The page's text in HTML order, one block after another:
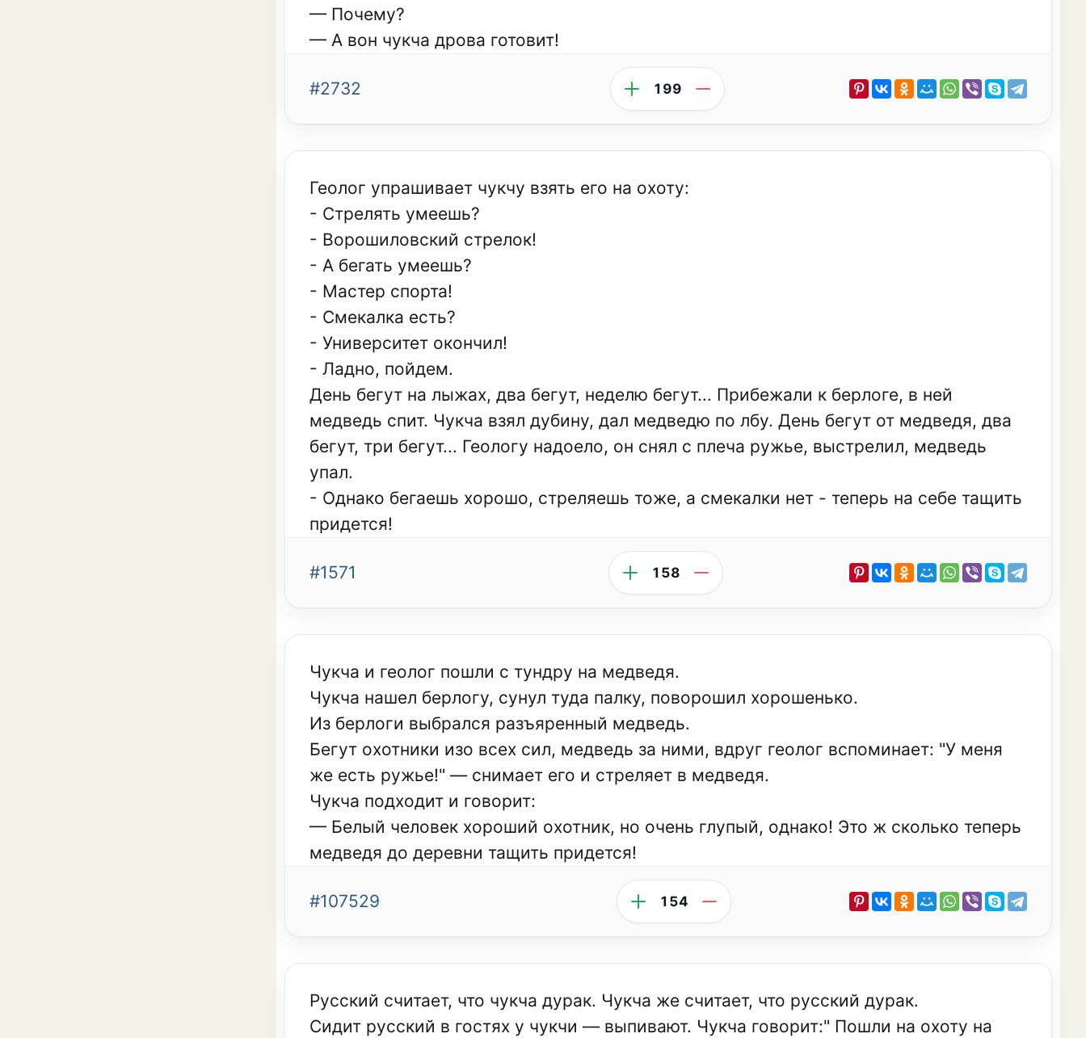
— Почему?
— А вон чукча дрова готовит!
#2732 199
Геолог упрашивает чукчу взять его на охоту:
- Стрелять умеешь?
- Ворошиловский стрелок!
- А бегать умеешь?
- Мастер спорта!
- Смекалка есть?
- Университет окончил!
- Ладно, пойдем.
День бегут на лыжах, два бегут, неделю бегут... Прибежали к берлоге, в ней
медведь спит. Чукча взял дубину, дал медведю по лбу. День бегут от медведя, два
бегут, три бегут... Геологу надоело, он снял с плеча ружье, выстрелил, медведь
упал.
- Однако бегаешь хорошо, стреляешь тоже, а смекалки нет - теперь на себе тащить
придется!
#1571 158
Чукча и геолог пошли с тундру на медведя.
Чукча нашел берлогу, сунул туда палку, поворошил хорошенько.
Из берлоги выбрался разъяренный медведь.
Бегут охотники изо всех сил, медведь за ними, вдруг геолог вспоминает: "У меня
же есть ружье!" — снимает его и стреляет в медведя.
Чукча подходит и говорит:
— Белый человек хороший охотник, но очень глупый, однако! Это ж сколько теперь
медведя до деревни тащить придется!
#107529 154
Русский считает, что чукча дурак. Чукча же считает, что русский дурак.
Сидит русский в гостях у чукчи — выпивают. Чукча говорит:" Пошли на охоту на